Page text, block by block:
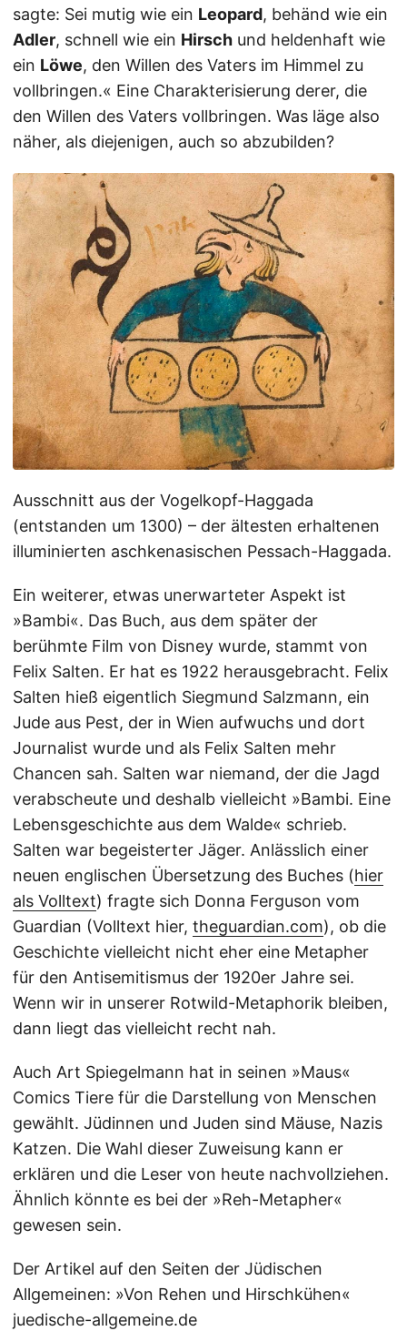
sagte: Sei mutig wie ein Leopard, behänd wie ein
Adler, schnell wie ein Hirsch und heldenhaft wie
ein Löwe, den Willen des Vaters im Himmel zu
vollbringen.« Eine Charakterisierung derer, die
den Willen des Vaters vollbringen. Was läge also
näher, als diejenigen, auch so abzubilden?
Ausschnitt aus der Vogelkopf-Haggada
(entstanden um 1300) – der ältesten erhaltenen
illuminierten aschkenasischen Pessach-Haggada.
Ein weiterer, etwas unerwarteter Aspekt ist
»Bambi«. Das Buch, aus dem später der
berühmte Film von Disney wurde, stammt von
Felix Salten. Er hat es 1922 herausgebracht. Felix
Salten hieß eigentlich Siegmund Salzmann, ein
Jude aus Pest, der in Wien aufwuchs und dort
Journalist wurde und als Felix Salten mehr
Chancen sah. Salten war niemand, der die Jagd
verabscheute und deshalb vielleicht »Bambi. Eine
Lebensgeschichte aus dem Walde« schrieb.
Salten war begeisterter Jäger. Anlässlich einer
neuen englischen Übersetzung des Buches (hier
als Volltext) fragte sich Donna Ferguson vom
Guardian (Volltext hier, theguardian.com), ob die
Geschichte vielleicht nicht eher eine Metapher
für den Antisemitismus der 1920er Jahre sei.
Wenn wir in unserer Rotwild-Metaphorik bleiben,
dann liegt das vielleicht recht nah.
Auch Art Spiegelmann hat in seinen »Maus«
Comics Tiere für die Darstellung von Menschen
gewählt. Jüdinnen und Juden sind Mäuse, Nazis
Katzen. Die Wahl dieser Zuweisung kann er
erklären und die Leser von heute nachvollziehen.
Ähnlich könnte es bei der »Reh-Metapher«
gewesen sein.
Der Artikel auf den Seiten der Jüdischen
Allgemeinen: »Von Rehen und Hirschkühen«
juedische-allgemeine.de